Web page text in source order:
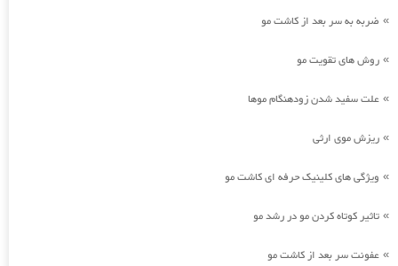
» ضربه به سر بعد از کاشت مو
» روش های تقویت مو
» علت سفید شدن زودهنگام موها
» ریزش موی ارثی
» ویژگی های کلینیک حرفه ای کاشت مو
» تاثیر کوتاه کردن مو در رشد مو
» عفونت سر بعد از کاشت مو